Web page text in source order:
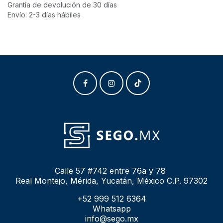
Grantía de devolución de 30 días
Envío: 2-3 días hábiles
Calle 57 #742 entre 76a y 78
Real Montejo, Mérida, Yucatán, México C.P. 97302
+52 999 512 6364
Whatsapp
info@sego.mx